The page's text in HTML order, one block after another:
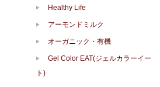
Healthy Life
アーモンドミルク
オーガニック・有機
Gel Color EAT(ジェルカラーイー
ト)